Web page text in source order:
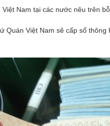
Nam tại các nước nêu trên
Quán Việt Nam sẽ cấp sổ